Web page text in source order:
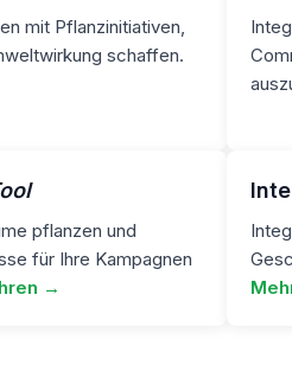
mit Pflanzinitiativen,
schaffen.
pflanzen und
für Ihre Kampagnen
→